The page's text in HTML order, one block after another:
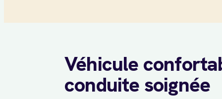
Véhicule
conduite soignée